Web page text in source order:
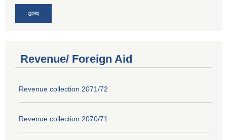
अन्य
Revenue/ Foreign Aid
Revenue collection 2071/72
Revenue collection 2070/71